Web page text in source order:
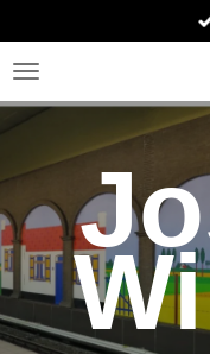
direct
naar
de